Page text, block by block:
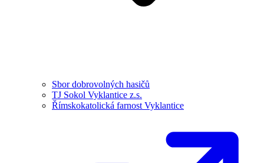
Sbor dobrovolných hasičů
TJ Sokol Vyklantice z.s.
Římskokatolická farnost Vyklantice